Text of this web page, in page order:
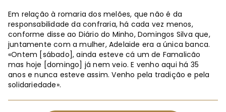
Em relação à romaria dos melões, que não é da
responsabilidade da confraria, há cada vez menos,
conforme disse ao Diário do Minho, Domingos Silva que,
juntamente com a mulher, Adelaide era a única banca.
«Ontem [sábado], ainda esteve cá um de Famalicão
mas hoje [domingo] já nem veio. E venho aqui há 35
anos e nunca esteve assim. Venho pela tradição e pela
solidariedade».